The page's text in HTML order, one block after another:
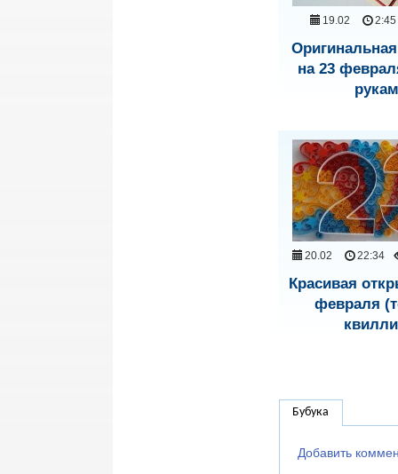
19.02 2:45
на 23
20.02 22:34
Красивая
февраля
Бубука
Добавить